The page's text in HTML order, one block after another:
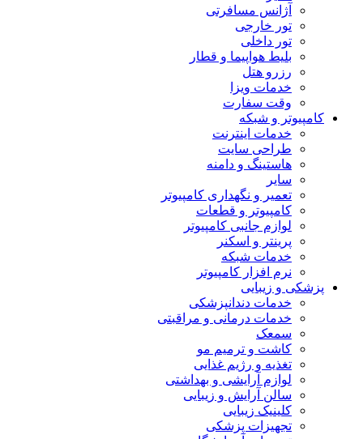
آژانس مسافرتی
تور خارجی
تور داخلی
بلیط هواپیما و قطار
رزرو هتل
خدمات ویزا
وقت سفارت
کامپیوتر و شبکه
خدمات اینترنت
طراحی سایت
هاستینگ و دامنه
سایر
تعمیر و نگهداری کامپیوتر
کامپیوتر و قطعات
لوازم جانبی کامپیوتر
پرینتر و اسکنر
خدمات شبکه
نرم افزار کامپیوتر
پزشکی و زیبایی
خدمات دندانپزشکی
خدمات درمانی و مراقبتی
سمعک
کاشت و ترمیم مو
تغذیه و رژیم غذایی
لوازم آرایشی و بهداشتی
سالن آرایش و زیبایی
کلینیک زیبایی
تجهیزات پزشکی